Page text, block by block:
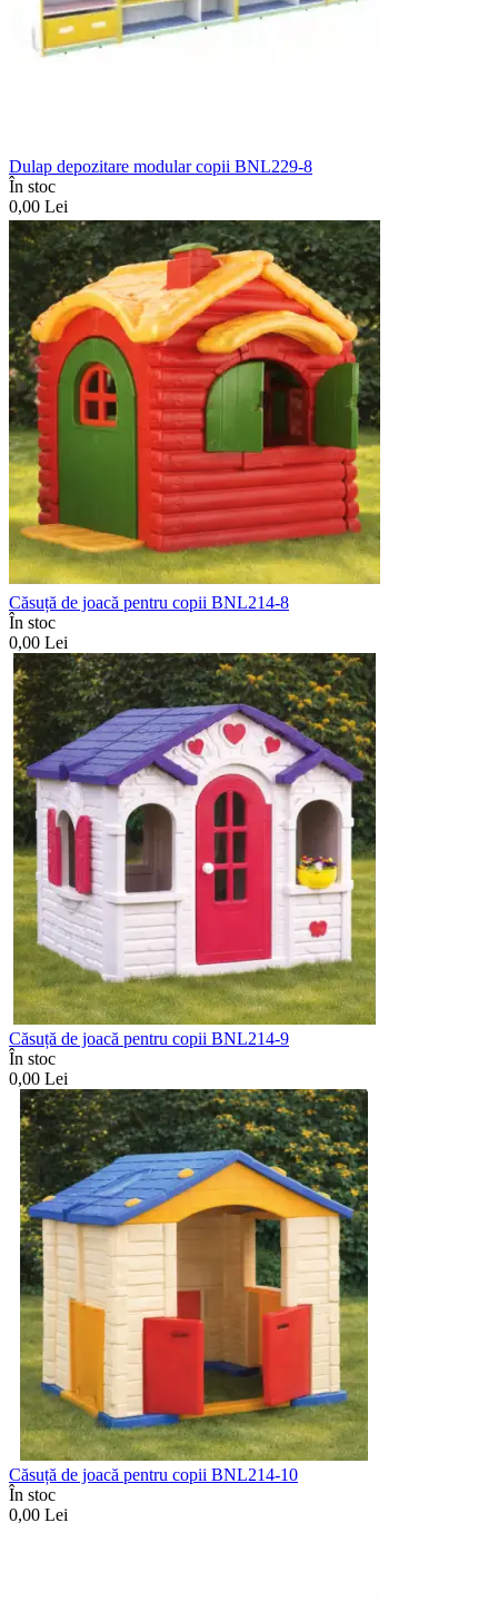
Dulap depozitare modular copii BNL229-8
În stoc
0,00 Lei
Căsuță de joacă pentru copii BNL214-8
În stoc
0,00 Lei
Căsuță de joacă pentru copii BNL214-9
În stoc
0,00 Lei
Căsuță de joacă pentru copii BNL214-10
În stoc
0,00 Lei